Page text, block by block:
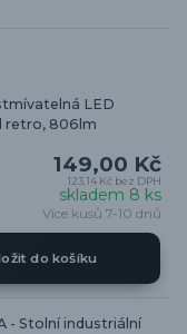
LED
retro, 806lm
149,00 Kč
123,14 Kč bez DPH
skladem 8 ks
Více kusů 7-10 dnů
do košíku
- Stolní industriální